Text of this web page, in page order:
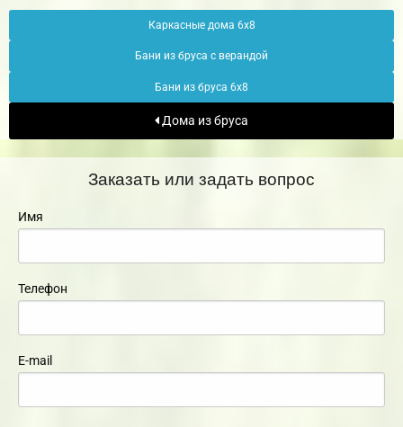
Каркасные дома 6х8
Бани из бруса с верандой
Бани из бруса 6х8
Дома из бруса
Заказать или задать вопрос
Имя
Телефон
E-mail